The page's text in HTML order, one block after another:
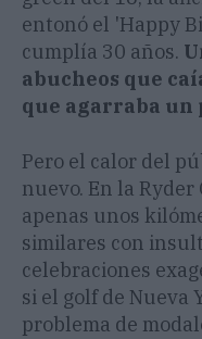
entonó el 'Happy
cumplía 30 años.
abucheos que
que agarraba un
Pero el calor del
nuevo. En la Ryder
apenas unos
similares con
celebraciones
si el golf de Nueva
problema de